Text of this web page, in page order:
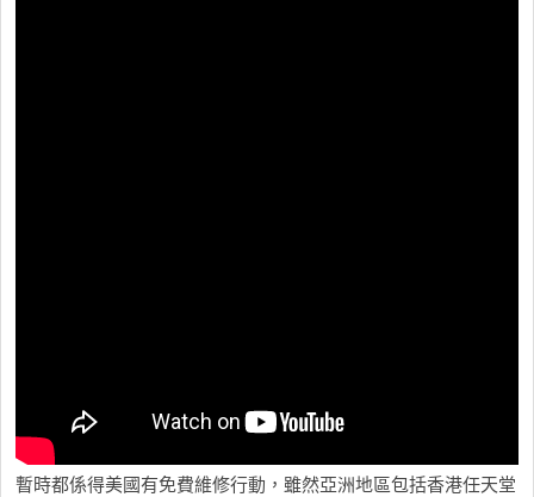
暫時都係得美國有免費維修行動，雖然亞洲地區包括香港任天堂